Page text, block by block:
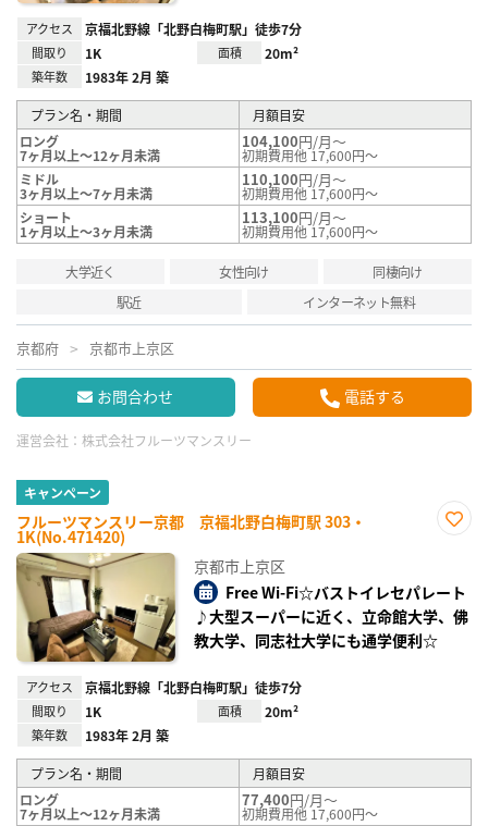
アクセス 京福北野線「北野白梅町駅」徒歩7分
間取り 1K 面積 20m²
築年数 1983年 2月 築
プラン名・期間
月額目安
ロング
7ヶ月以上～12ヶ月未満
104,100円/月～
初期費用他 17,600円～
ミドル
3ヶ月以上～7ヶ月未満
110,100円/月～
初期費用他 17,600円～
ショート
1ヶ月以上～3ヶ月未満
113,100円/月～
初期費用他 17,600円～
大学近く 女性向け
同棲向け
駅近
インターネット無料
京都府 京都市上京区
お問合わせ 電話する
運営会社： 株式会社フルーツマンスリー
キャンペーン
フルーツマンスリー京都 京福北野白梅町駅 303・
1K(No.471420)
録
京都市上京区
Free Wi-Fi☆バストイレセパレート
♪大型スーパーに近く、立命館大学、佛
教大学、同志社大学にも通学便利☆
アクセス 京福北野線「北野白梅町駅」徒歩7分
間取り 1K 面積 20m²
築年数 1983年 2月 築
プラン名・期間
月額目安
ロング
7ヶ月以上～12ヶ月未満
77,400円/月～
初期費用他 17,600円～